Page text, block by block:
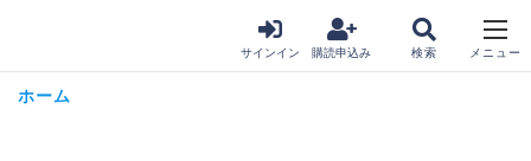
サインイン 購読申込み
ホーム